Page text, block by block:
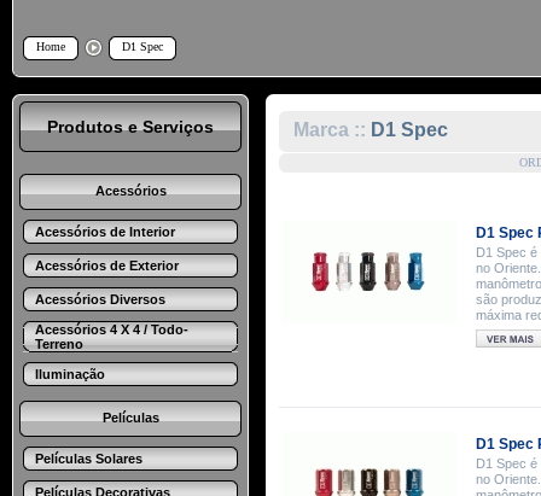
Home D1 Spec
Produtos e Serviços
Acessórios
Acessórios de Interior
Acessórios de Exterior
Acessórios Diversos
Acessórios 4 X 4 / Todo-
Terreno
Iluminação
Películas
Películas Solares
Películas Decorativas
Marca :: D1 Spec
D1 Spec
D1 Spec
no
são
máxima
D1 Spec
D1 Spec
no